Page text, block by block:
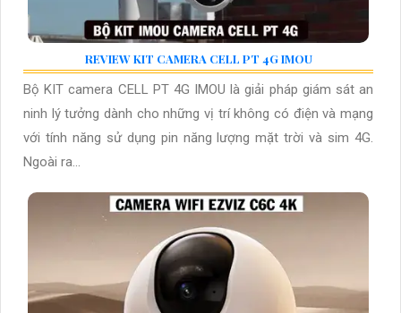
REVIEW KIT CAMERA CELL PT 4G IMOU
Bộ KIT camera CELL PT 4G IMOU là giải pháp giám sát an
ninh lý tưởng dành cho những vị trí không có điện và mạng
với tính năng sử dụng pin năng lượng mặt trời và sim 4G.
Ngoài ra...